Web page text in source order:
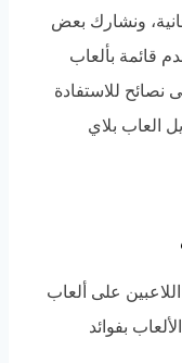
ونشارك بعض
قائمة بألعاب
نصائح للاستفادة
العاب بلاي
على ألعاب
الألعاب بفوائد